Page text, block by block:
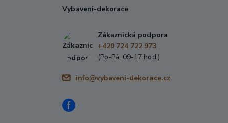
Vybaveni-dekorace
Zákaznická podpora
+420 724 722 973
(Po-Pá, 09-17 hod.)
info@vybaveni-dekorace.cz